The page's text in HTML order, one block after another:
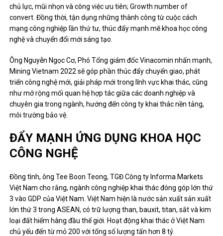
chủ lực, mũi nhọn và công việc ưu tiên; Growth number of
convert. Đồng thời, tận dụng những thành công từ cuộc cách
mạng công nghiệp lần thứ tư, thúc đẩy mạnh mẽ khoa học công
nghệ và chuyển đổi mới sáng tạo.
Ông Nguyễn Ngọc Cơ, Phó Tổng giám đốc Vinacomin nhấn mạnh,
Mining Vietnam 2022 sẽ góp phần thúc đẩy chuyển giao, phát
triển công nghệ mới, giải pháp mới trong lĩnh vực khai thác, cũng
như mở rộng mối quan hệ hợp tác giữa các doanh nghiệp và
chuyên gia trong ngành, hướng đến công ty khai thác nền tảng,
môi trường bảo vệ.
ĐẨY MẠNH ỨNG DỤNG KHOA HỌC
CÔNG NGHỆ
Đồng tình, ông Tee Boon Teong, TGĐ Công ty Informa Markets
Việt Nam cho rằng, ngành công nghiệp khai thác đóng góp lớn thứ
3 vào GDP của Việt Nam. Việt Nam hiện là nước sản xuất sản xuất
lớn thứ 3 trong ASEAN, có trữ lượng than, bauxit, titan, sắt và kim
loại đất hiếm hàng đầu thế giới. Hoạt động khai thác ở Việt Nam
chủ yếu đến từ mỏ 200 với tổng số lượng tấn hơn 8 tỷ.